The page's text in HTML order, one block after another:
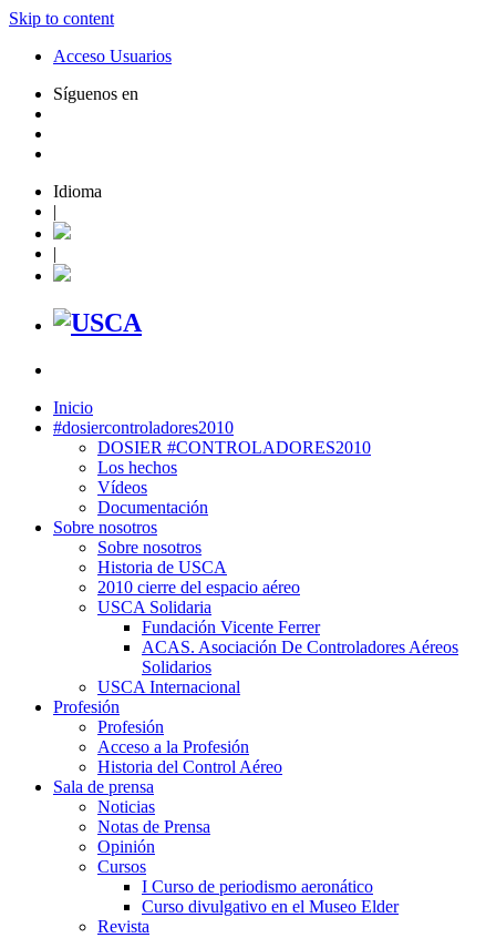
Skip to content
Acceso Usuarios
Síguenos en
Idioma
|
|
Inicio
#dosiercontroladores2010
DOSIER #CONTROLADORES2010
Los hechos
Vídeos
Documentación
Sobre nosotros
Sobre nosotros
Historia de USCA
2010 cierre del espacio aéreo
USCA Solidaria
Fundación Vicente Ferrer
ACAS. Asociación De Controladores Aéreos
Solidarios
USCA Internacional
Profesión
Profesión
Acceso a la Profesión
Historia del Control Aéreo
Sala de prensa
Noticias
Notas de Prensa
Opinión
Cursos
I Curso de periodismo aeronático
Curso divulgativo en el Museo Elder
Revista